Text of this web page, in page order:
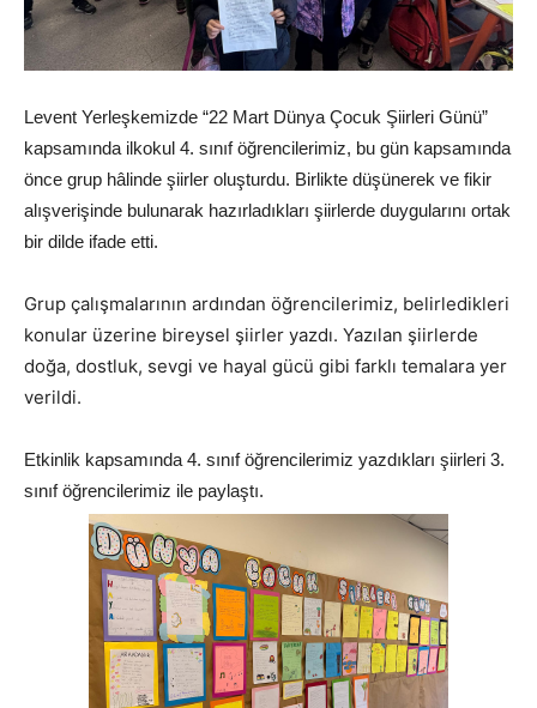
Levent Yerleşkemizde “22 Mart Dünya Çocuk Şiirleri Günü”
kapsamında ilkokul 4. sınıf öğrencilerimiz, bu gün kapsamında
önce grup hâlinde şiirler oluşturdu. Birlikte düşünerek ve fikir
alışverişinde bulunarak hazırladıkları şiirlerde duygularını ortak
bir dilde ifade etti.
Grup çalışmalarının ardından öğrencilerimiz, belirledikleri
konular üzerine bireysel şiirler yazdı. Yazılan şiirlerde
doğa, dostluk, sevgi ve hayal gücü gibi farklı temalara yer
verildi.
Etkinlik kapsamında 4. sınıf öğrencilerimiz yazdıkları şiirleri 3.
sınıf öğrencilerimiz ile paylaştı.